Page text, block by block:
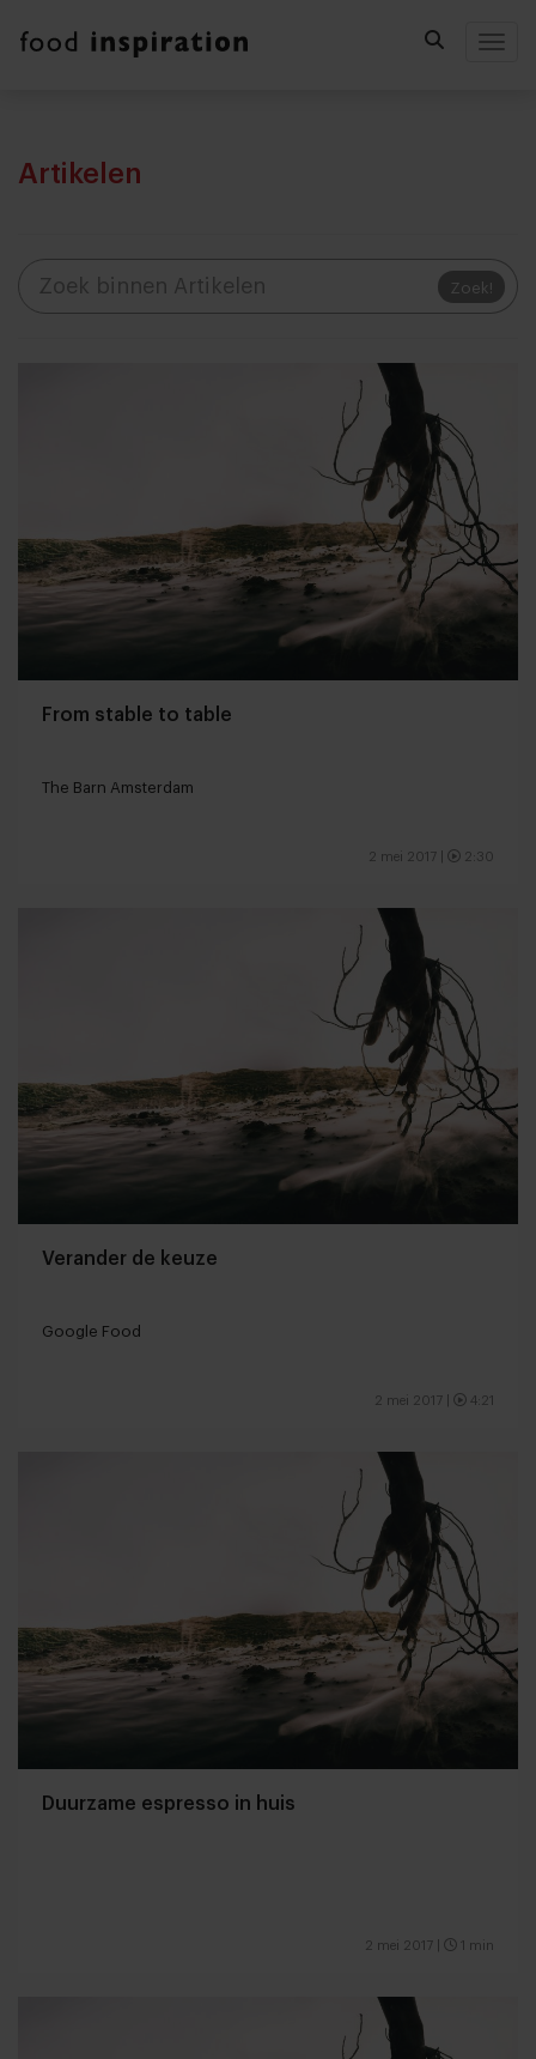
Artikelen
Zoek!
From stable to table
The Barn Amsterdam
2 mei 2017 2:30
Verander de keuze
Google Food
2 mei 2017 4:21
Duurzame espresso in huis
2 mei 2017 1 min